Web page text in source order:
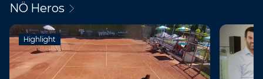
NÖ Heros
Highlight